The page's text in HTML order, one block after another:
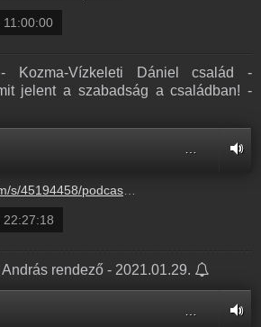
11:00:00
Kozma-Vízkeleti Dániel család -
jelent a szabadság a családban! -
…
0-29%2F150167110-44100-2-00a5a4cf241a4.m4a
rendező - 2021.01.29.